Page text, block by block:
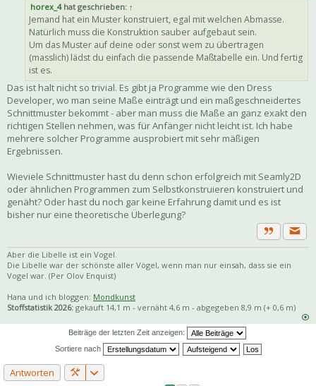
horex_4hat geschrieben: ↑
Jemand hat ein Muster konstruiert, egal mit welchen Abmasse.
Natürlich muss die Konstruktion sauber aufgebaut sein.
Um das Muster auf deine oder sonst wem zu übertragen
(masslich) lädst du einfach die passende Maßtabelle ein. Und fertig
ist es.
Das ist halt nicht so trivial. Es gibt ja Programme wie den Dress
Developer, wo man seine Maße einträgt und ein maßgeschneidertes
Schnittmuster bekommt - aber man muss die Maße an ganz exakt den
richtigen Stellen nehmen, was für Anfänger nicht leicht ist. Ich habe
mehrere solcher Programme ausprobiert mit sehr mäßigen
Ergebnissen.
Wieviele Schnittmuster hast du denn schon erfolgreich mit Seamly2D
oder ähnlichen Programmen zum Selbstkonstruieren konstruiert und
genäht? Oder hast du noch gar keine Erfahrung damit und es ist
bisher nur eine theoretische Überlegung?
Zitat
Aber die Libelle ist ein Vogel.
Die Libelle war der schönste aller Vögel, wenn man nur einsah, dass sie ein
Vogel war. (Per Olov Enquist)
Hana und ich bloggen: Mondkunst
Stoffstatistik 2026: gekauft 14,1 m - vernäht 4,6 m - abgegeben 8,9 m (+ 0,6 m)
Beiträge der letzten Zeit anzeigen:
Sortiere nach
Antworten